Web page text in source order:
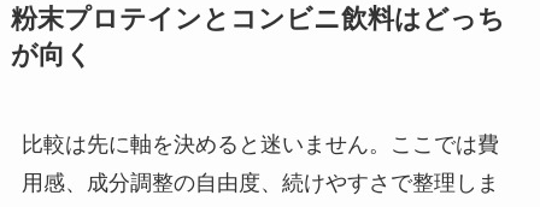
粉末プロテインとコンビニ飲料はどっち
が向く
比較は先に軸を決めると迷いません。ここでは費
用感、成分調整の自由度、続けやすさで整理しま